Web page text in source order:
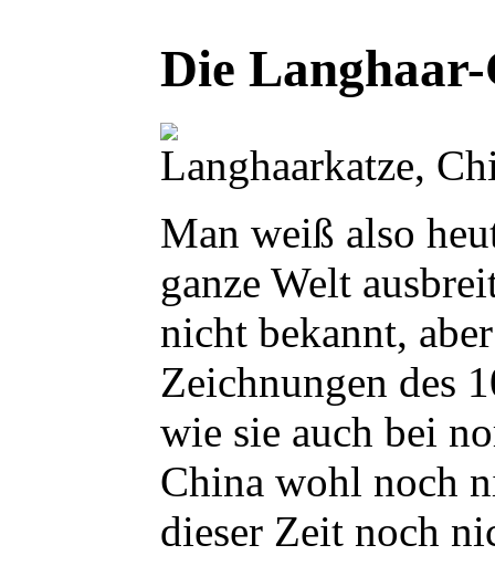
Die
Langhaarkatze,
Man weiß also
ganze Welt
nicht bekannt,
Zeichnungen des
wie sie auch bei
China wohl noch
dieser Zeit noch